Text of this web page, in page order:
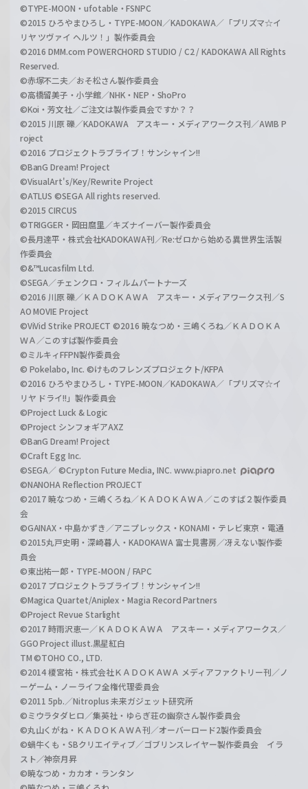
©TYPE-MOON・ufotable・FSNPC
©2015 ひろやまひろし・TYPE-MOON／KADOKAWA／「プリズマ☆イ
リヤ ツヴァイ ヘルツ！」製作委員会
©2016 DMM.com POWERCHORD STUDIO / C2 / KADOKAWA All Rights
Reserved.
©赤塚不二夫／おそ松さん製作委員会
©高橋留美子・小学館／NHK・NEP・ShoPro
©Koi・芳文社／ご注文は製作委員会ですか？？
©2015 川原 礫／KADOKAWA アスキー・メディアワークス刊／AWIB P
roject
©2016 プロジェクトラブライブ！サンシャイン!!
©BanG Dream! Project
©VisualArt's/Key/Rewrite Project
©ATLUS ©SEGA All rights reserved.
©2015 CIRCUS
©TRIGGER・岡田麿里／キズナイーバー製作委員会
©長月達平・株式会社KADOKAWA刊／Re:ゼロから始める異世界生活製
作委員会
©&™Lucasfilm Ltd.
©SEGA／チェンクロ・フィルムパートナーズ
©2016 川原 礫／ＫＡＤＯＫＡＷＡ アスキー・メディアワークス刊／S
AO MOVIE Project
©ViVid Strike PROJECT ©2016 暁なつめ・三嶋くろね／ＫＡＤＯＫＡ
ＷＡ／このすば製作委員会
©ミルキィFFPN製作委員会
© Pokelabo, Inc. ©けものフレンズプロジェクト/KFPA
©2016 ひろやまひろし・TYPE-MOON／KADOKAWA／「プリズマ☆イ
リヤ ドライ!!」製作委員会
©Project Luck & Logic
©Project シンフォギアAXZ
©BanG Dream! Project
©Craft Egg Inc.
©SEGA／ ©Crypton Future Media, INC. www.piapro.net
©NANOHA Reflection PROJECT
©2017 暁なつめ・三嶋くろね／ＫＡＤＯＫＡＷＡ／このすば２製作委員
会
©GAINAX・中島かずき／アニプレックス・KONAMI・テレビ東京・電通
©2015丸戸史明・深崎暮人・KADOKAWA 富士見書房／冴えない製作委
員会
©東出祐一郎・TYPE-MOON / FAPC
©2017 プロジェクトラブライブ！サンシャイン!!
©Magica Quartet/Aniplex・Magia Record Partners
©Project Revue Starlight
©2017 時雨沢恵一／ＫＡＤＯＫＡＷＡ アスキー・メディアワークス／
GGO Project illust.黒星紅白
TM ©TOHO CO., LTD.
©2014 榎宮祐・株式会社ＫＡＤＯＫＡＷＡ メディアファクトリー刊／ノ
ーゲーム・ノーライフ全権代理委員会
©2011 5pb.／Nitroplus 未来ガジェット研究所
©ミウラタダヒロ／集英社・ゆらぎ荘の幽奈さん製作委員会
©丸山くがね・ＫＡＤＯＫＡＷＡ刊／オーバーロード2製作委員会
©蝸牛くも・SBクリエイティブ／ゴブリンスレイヤー製作委員会 イラ
スト／神奈月昇
©暁なつめ・カカオ・ランタン